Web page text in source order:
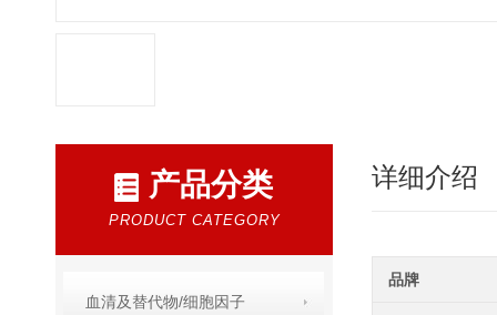
产品分类
PRODUCT CATEGORY
血清及替代物/细胞因子
详细介绍
品牌